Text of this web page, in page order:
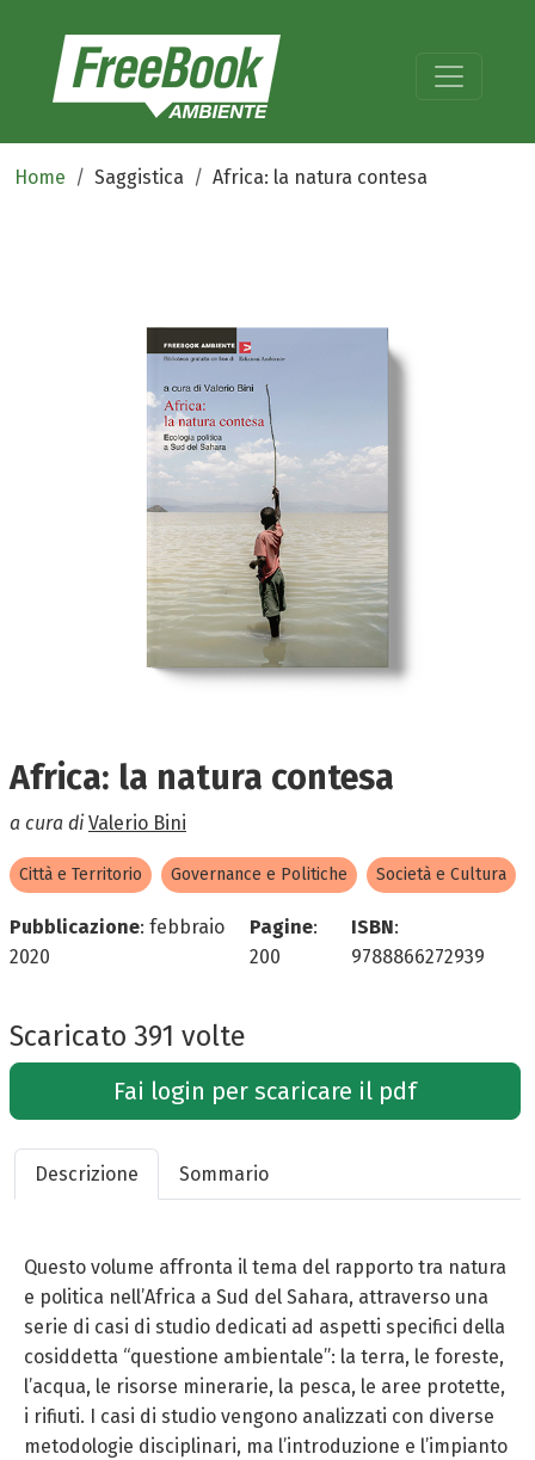
Home Saggistica Africa: la natura contesa
Africa: la natura contesa
a cura di Valerio Bini
Città e Territorio Governance e Politiche Società e Cultura
Pubblicazione: febbraio
2020
Pagine:
200
ISBN:
9788866272939
Scaricato 391 volte
Fai login per scaricare il pdf
Descrizione Sommario
Questo volume affronta il tema del rapporto tra natura
e politica nell’Africa a Sud del Sahara, attraverso una
serie di casi di studio dedicati ad aspetti specifici della
cosiddetta “questione ambientale”: la terra, le foreste,
l’acqua, le risorse minerarie, la pesca, le aree protette,
i rifiuti. I casi di studio vengono analizzati con diverse
metodologie disciplinari, ma l’introduzione e l’impianto